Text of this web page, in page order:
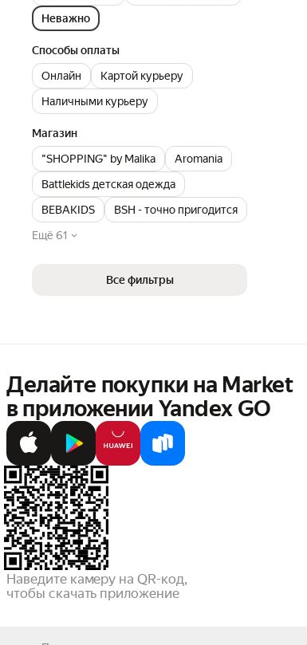
Неважно
Способы оплаты
Онлайн
Картой курьеру
Наличными курьеру
Магазин
"SHOPPING" by Malika
Aromania
Battlekids детская одежда
BEBAKIDS
BSH - точно пригодится
Ещё 61
Все фильтры
Делайте покупки на Market
в приложении Yandex GO
Наведите камеру на QR-код,
чтобы скачать приложение